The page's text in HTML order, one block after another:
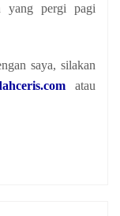
yang pergi pagi
saya, silakan
atau